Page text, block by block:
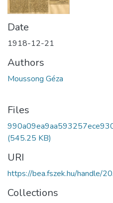
Date
1918-12-21
Authors
Moussong Géza
Files
(545.25 KB)
URI
https://bea.fszek.hu/handle/
Collections